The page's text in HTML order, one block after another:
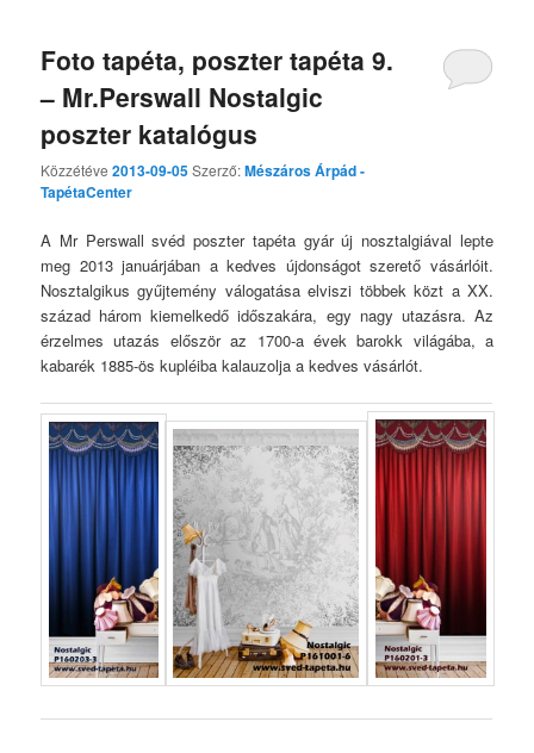
Foto tapéta, poszter tapéta 9.
– Mr.Perswall Nostalgic
poszter katalógus
Közzétéve2013-09-05Szerző:Mészáros Árpád -
TapétaCenter
A Mr Perswall svéd poszter tapéta gyár új nosztalgiával lepte
meg 2013 januárjában a kedves újdonságot szerető vásárlóit.
Nosztalgikus gyűjtemény válogatása elviszi többek közt a XX.
század három kiemelkedő időszakára, egy nagy utazásra. Az
érzelmes utazás először az 1700-a évek barokk világába, a
kabarék 1885-ös kupléiba kalauzolja a kedves vásárlót.